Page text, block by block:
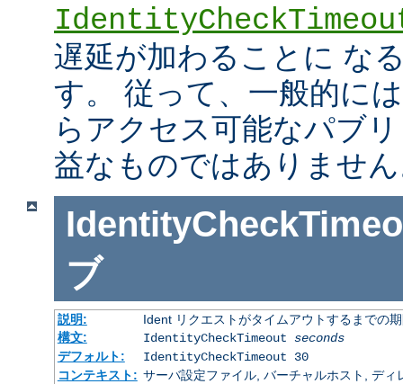
遅延が加わることに な
す。 従って、一般的に
らアクセス可能なパブ
益なものではありませ
ブ
説明:
Ident リクエストがタイムアウトするまでの
構文:
IdentityCheckTimeout seconds
デフォルト:
IdentityCheckTimeout 30
コンテキスト: サーバ設定ファイル, バーチャルホスト, ディ